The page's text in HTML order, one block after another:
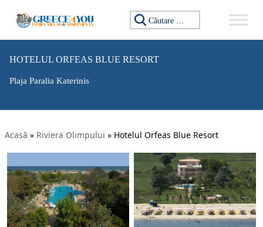
Caută:
HOTELUL ORFEAS BLUE RESORT
Plaja Paralia Katerinis
Acasă » Riviera Olimpului » Hotelul Orfeas Blue Resort